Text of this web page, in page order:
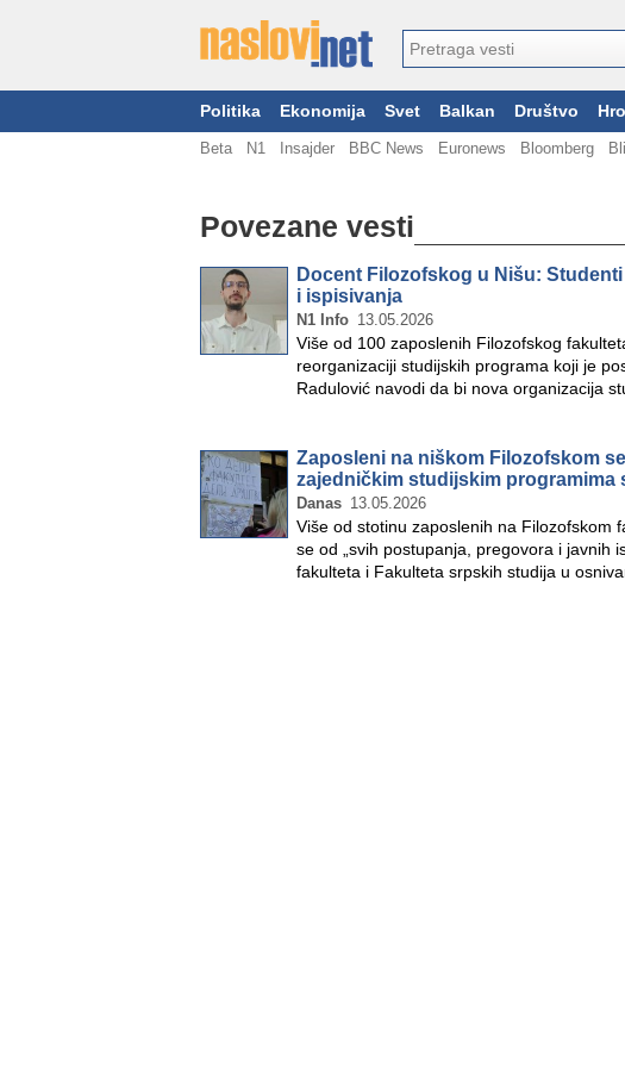
Politika Ekonomija Svet Balkan Društvo
Beta N1 Insajder BBC News Euronews Bloomberg
Povezane vesti
Docent Filozofskog u Nišu:
i ispisivanja
N1 Info 13.05.2026
Više od 100 zaposlenih Filozofskog
reorganizaciji studijskih programa koji je
Radulović navodi da bi nova organizacija
Zaposleni na niškom Filozofskom
zajedničkim studijskim
Danas 13.05.2026
Više od stotinu zaposlenih na Filozofskom
se od „svih postupanja, pregovora i javnih
fakulteta i Fakulteta srpskih studija u